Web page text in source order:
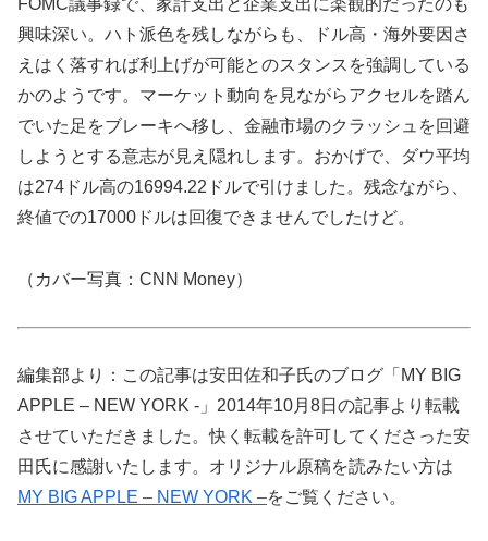
FOMC議事録で、家計支出と企業支出に楽観的だったのも
興味深い。ハト派色を残しながらも、ドル高・海外要因さ
えはく落すれば利上げが可能とのスタンスを強調している
かのようです。マーケット動向を見ながらアクセルを踏ん
でいた足をブレーキへ移し、金融市場のクラッシュを回避
しようとする意志が見え隠れします。おかげで、ダウ平均
は274ドル高の16994.22ドルで引けました。残念ながら、
終値での17000ドルは回復できませんでしたけど。
（カバー写真：CNN Money）
編集部より：この記事は安田佐和子氏のブログ「MY BIG
APPLE – NEW YORK -」2014年10月8日の記事より転載
させていただきました。快く転載を許可してくださった安
田氏に感謝いたします。オリジナル原稿を読みたい方は
MY BIG APPLE – NEW YORK –をご覧ください。